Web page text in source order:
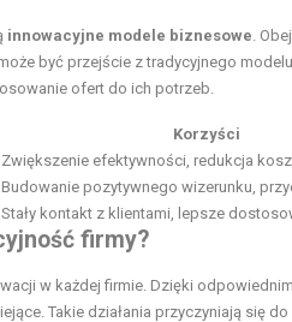
innowacyjne modele biznesowe .
być przejście z tradycyjnego
ofert do ich potrzeb.
Korzyści
Zwiększenie efektywności, redukcja
Budowanie pozytywnego wizerunku,
Stały kontakt z klientami, lepsze
firmy?
w każdej firmie. Dzięki
Takie działania przyczyniają się